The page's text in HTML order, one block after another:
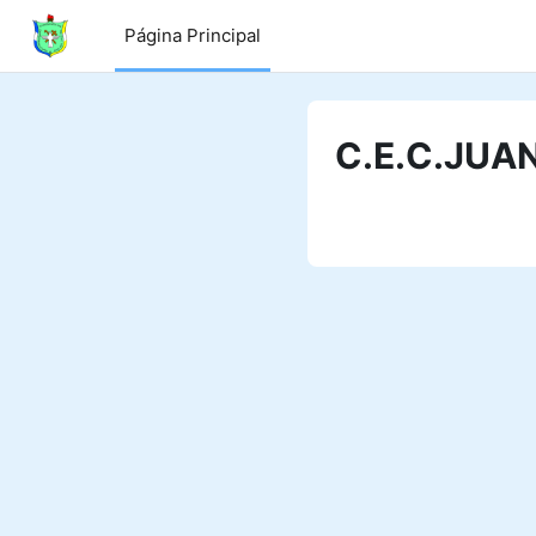
Salta al contenido principal
Página Principal